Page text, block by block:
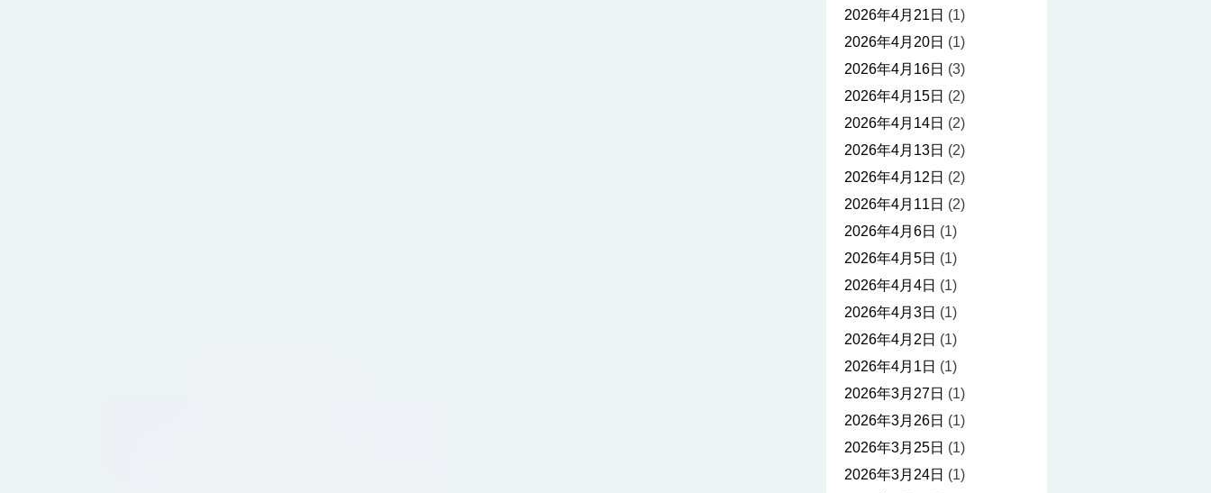
2026年4月21日 (1)
2026年4月20日 (1)
2026年4月16日 (3)
2026年4月15日 (2)
2026年4月14日 (2)
2026年4月13日 (2)
2026年4月12日 (2)
2026年4月11日 (2)
2026年4月6日 (1)
2026年4月5日 (1)
2026年4月4日 (1)
2026年4月3日 (1)
2026年4月2日 (1)
2026年4月1日 (1)
2026年3月27日 (1)
2026年3月26日 (1)
2026年3月25日 (1)
2026年3月24日 (1)